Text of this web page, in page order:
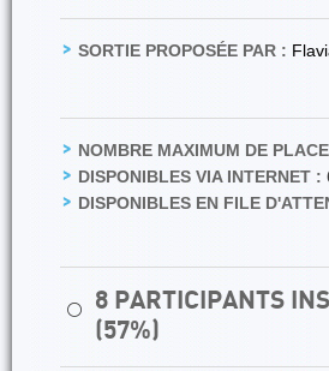
SORTIE PROPOSÉE PAR :
NOMBRE MAXIMUM DE
DISPONIBLES VIA INTERNET :
DISPONIBLES EN FILE
⚪
8 PARTICIPANTS
(57%)